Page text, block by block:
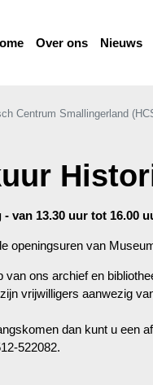
Over ons Nieuws
Centrum Smallingerland
van 13.30 uur tot 16.00
openingsuren van
ons archief en
vrijwilligers aanwezig
dan kunt u een
522082.